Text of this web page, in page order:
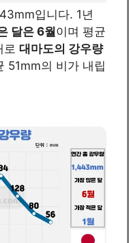
입니다. 1년
달은 6월 이며 평균
로 대마도의 강우량
51mm의 비가 내립